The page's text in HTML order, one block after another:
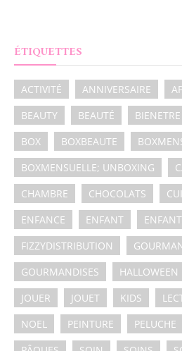
ÉTIQUETTES
ACTIVITÉ ANNIVERSAIRE
BEAUTY
BEAUTÉ BIENETRE
BOX
BOXBEAUTE
BOXMENSUELLE; UNBOXING
CHAMBRE
CHOCOLATS
ENFANCE
ENFANT
FIZZYDISTRIBUTION
GOURMANDISES
HALLOWEEN
JOUER
JOUET KIDS
NOEL
PEINTURE PELUCHE